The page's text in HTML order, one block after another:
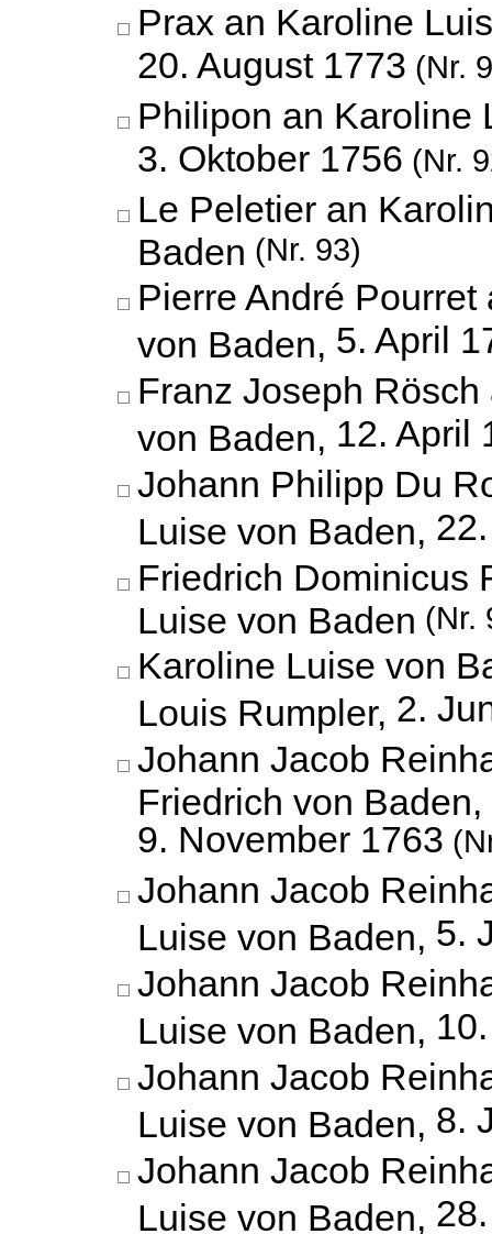
Prax an Karoline
20. August 1773 (Nr.
Philipon an Karoline
3. Oktober 1756 (Nr.
Le Peletier an
Baden (Nr. 93)
Pierre André
von Baden, 5. April
Franz Joseph
von Baden, 12. April
Johann Philipp Du
Luise von Baden,
Friedrich Dominicus
Luise von Baden (Nr.
Karoline Luise von
Louis Rumpler, 2.
Johann Jacob
Friedrich von Baden,
9. November 1763
Johann Jacob
Luise von Baden, 5.
Johann Jacob
Luise von Baden,
Johann Jacob
Luise von Baden, 8.
Johann Jacob
Luise von Baden,